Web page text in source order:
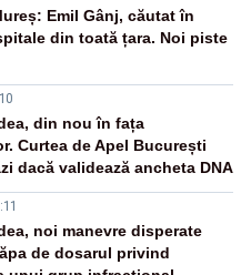
Emil Gânj, căutat în
din toată țara. Noi piste
din nou în fața
Curtea de Apel București
dacă validează ancheta DNA
noi manevre disperate
de dosarul privind